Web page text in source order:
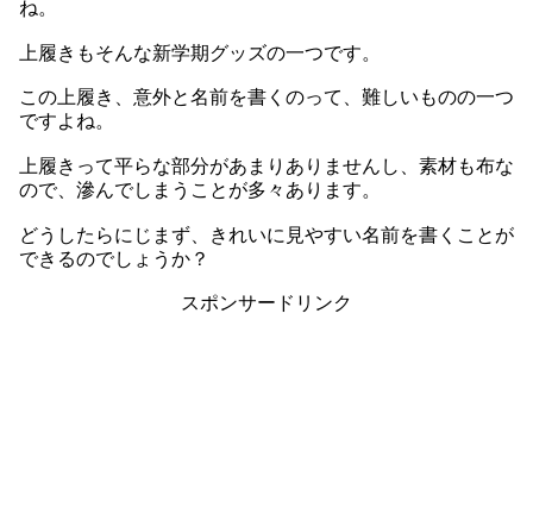
ね。
上履きもそんな新学期グッズの一つです。
この上履き、意外と名前を書くのって、難しいものの一つ
ですよね。
上履きって平らな部分があまりありませんし、素材も布な
ので、滲んでしまうことが多々あります。
どうしたらにじまず、きれいに見やすい名前を書くことが
できるのでしょうか？
スポンサードリンク